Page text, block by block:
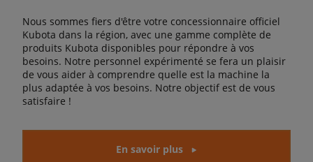
Nous sommes fiers d'être votre concessionnaire officiel
Kubota dans la région, avec une gamme complète de
produits Kubota disponibles pour répondre à vos
besoins. Notre personnel expérimenté se fera un plaisir
de vous aider à comprendre quelle est la machine la
plus adaptée à vos besoins. Notre objectif est de vous
satisfaire !
En savoir plus